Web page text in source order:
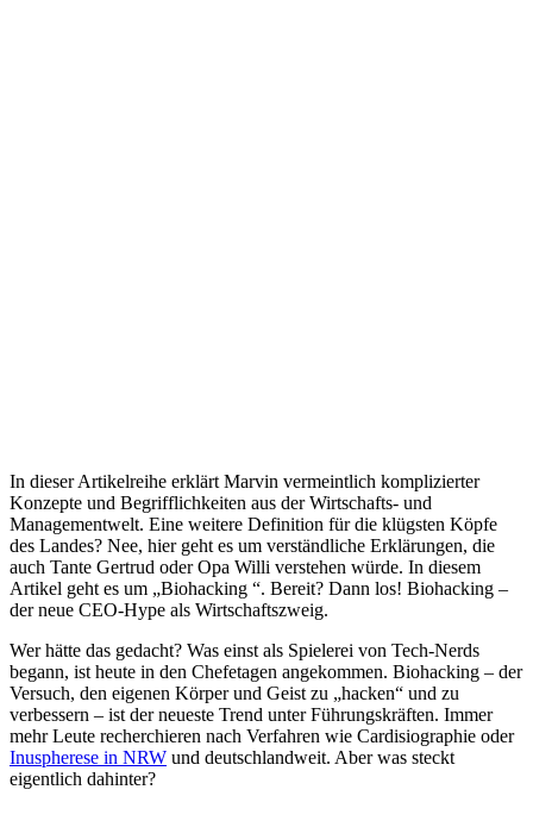
In dieser Artikelreihe erklärt Marvin vermeintlich komplizierter
Konzepte und Begrifflichkeiten aus der Wirtschafts- und
Managementwelt. Eine weitere Definition für die klügsten Köpfe
des Landes? Nee, hier geht es um verständliche Erklärungen, die
auch Tante Gertrud oder Opa Willi verstehen würde. In diesem
Artikel geht es um „Biohacking “. Bereit? Dann los! Biohacking –
der neue CEO-Hype als Wirtschaftszweig.
Wer hätte das gedacht? Was einst als Spielerei von Tech-Nerds
begann, ist heute in den Chefetagen angekommen. Biohacking – der
Versuch, den eigenen Körper und Geist zu „hacken“ und zu
verbessern – ist der neueste Trend unter Führungskräften. Immer
mehr Leute recherchieren nach Verfahren wie Cardisiographie oder
Inuspherese in NRW und deutschlandweit. Aber was steckt
eigentlich dahinter?